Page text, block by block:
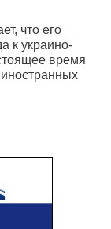
что его
к украино-
время